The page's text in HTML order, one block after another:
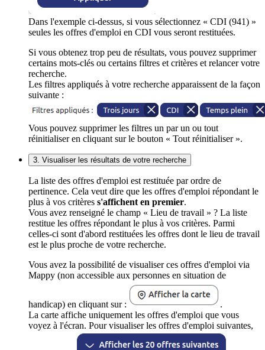
Dans l'exemple ci-dessus, si vous sélectionnez « CDI (941) »
seules les offres d'emploi en CDI vous seront restituées.
Si vous obtenez trop peu de résultats, vous pouvez supprimer
certains mots-clés ou certains filtres et critères et relancer votre
recherche.
Les filtres appliqués à votre recherche apparaissent de la façon
suivante :
Vous pouvez supprimer les filtres un par un ou tout
réinitialiser en cliquant sur le bouton « Tout réinitialiser ».
3. Visualiser les résultats de votre recherche
La liste des offres d'emploi est restituée par ordre de
pertinence. Cela veut dire que les offres d'emploi répondant le
plus à vos critères s'affichent en premier.
Vous avez renseigné le champ « Lieu de travail » ? La liste
restitue les offres répondant le plus à vos critères. Parmi
celles-ci sont d'abord restituées les offres dont le lieu de travail
est le plus proche de votre recherche.
Vous avez la possibilité de visualiser ces offres d'emploi via
Mappy (non accessible aux personnes en situation de
handicap) en cliquant sur :
.
La carte affiche uniquement les offres d'emploi que vous
voyez à l'écran. Pour visualiser les offres d'emploi suivantes,